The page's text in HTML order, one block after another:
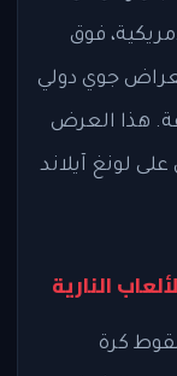
فوق
جوي دولي
وحليفة. هذا العرض
لونغ آيلاند
النارية
كرة